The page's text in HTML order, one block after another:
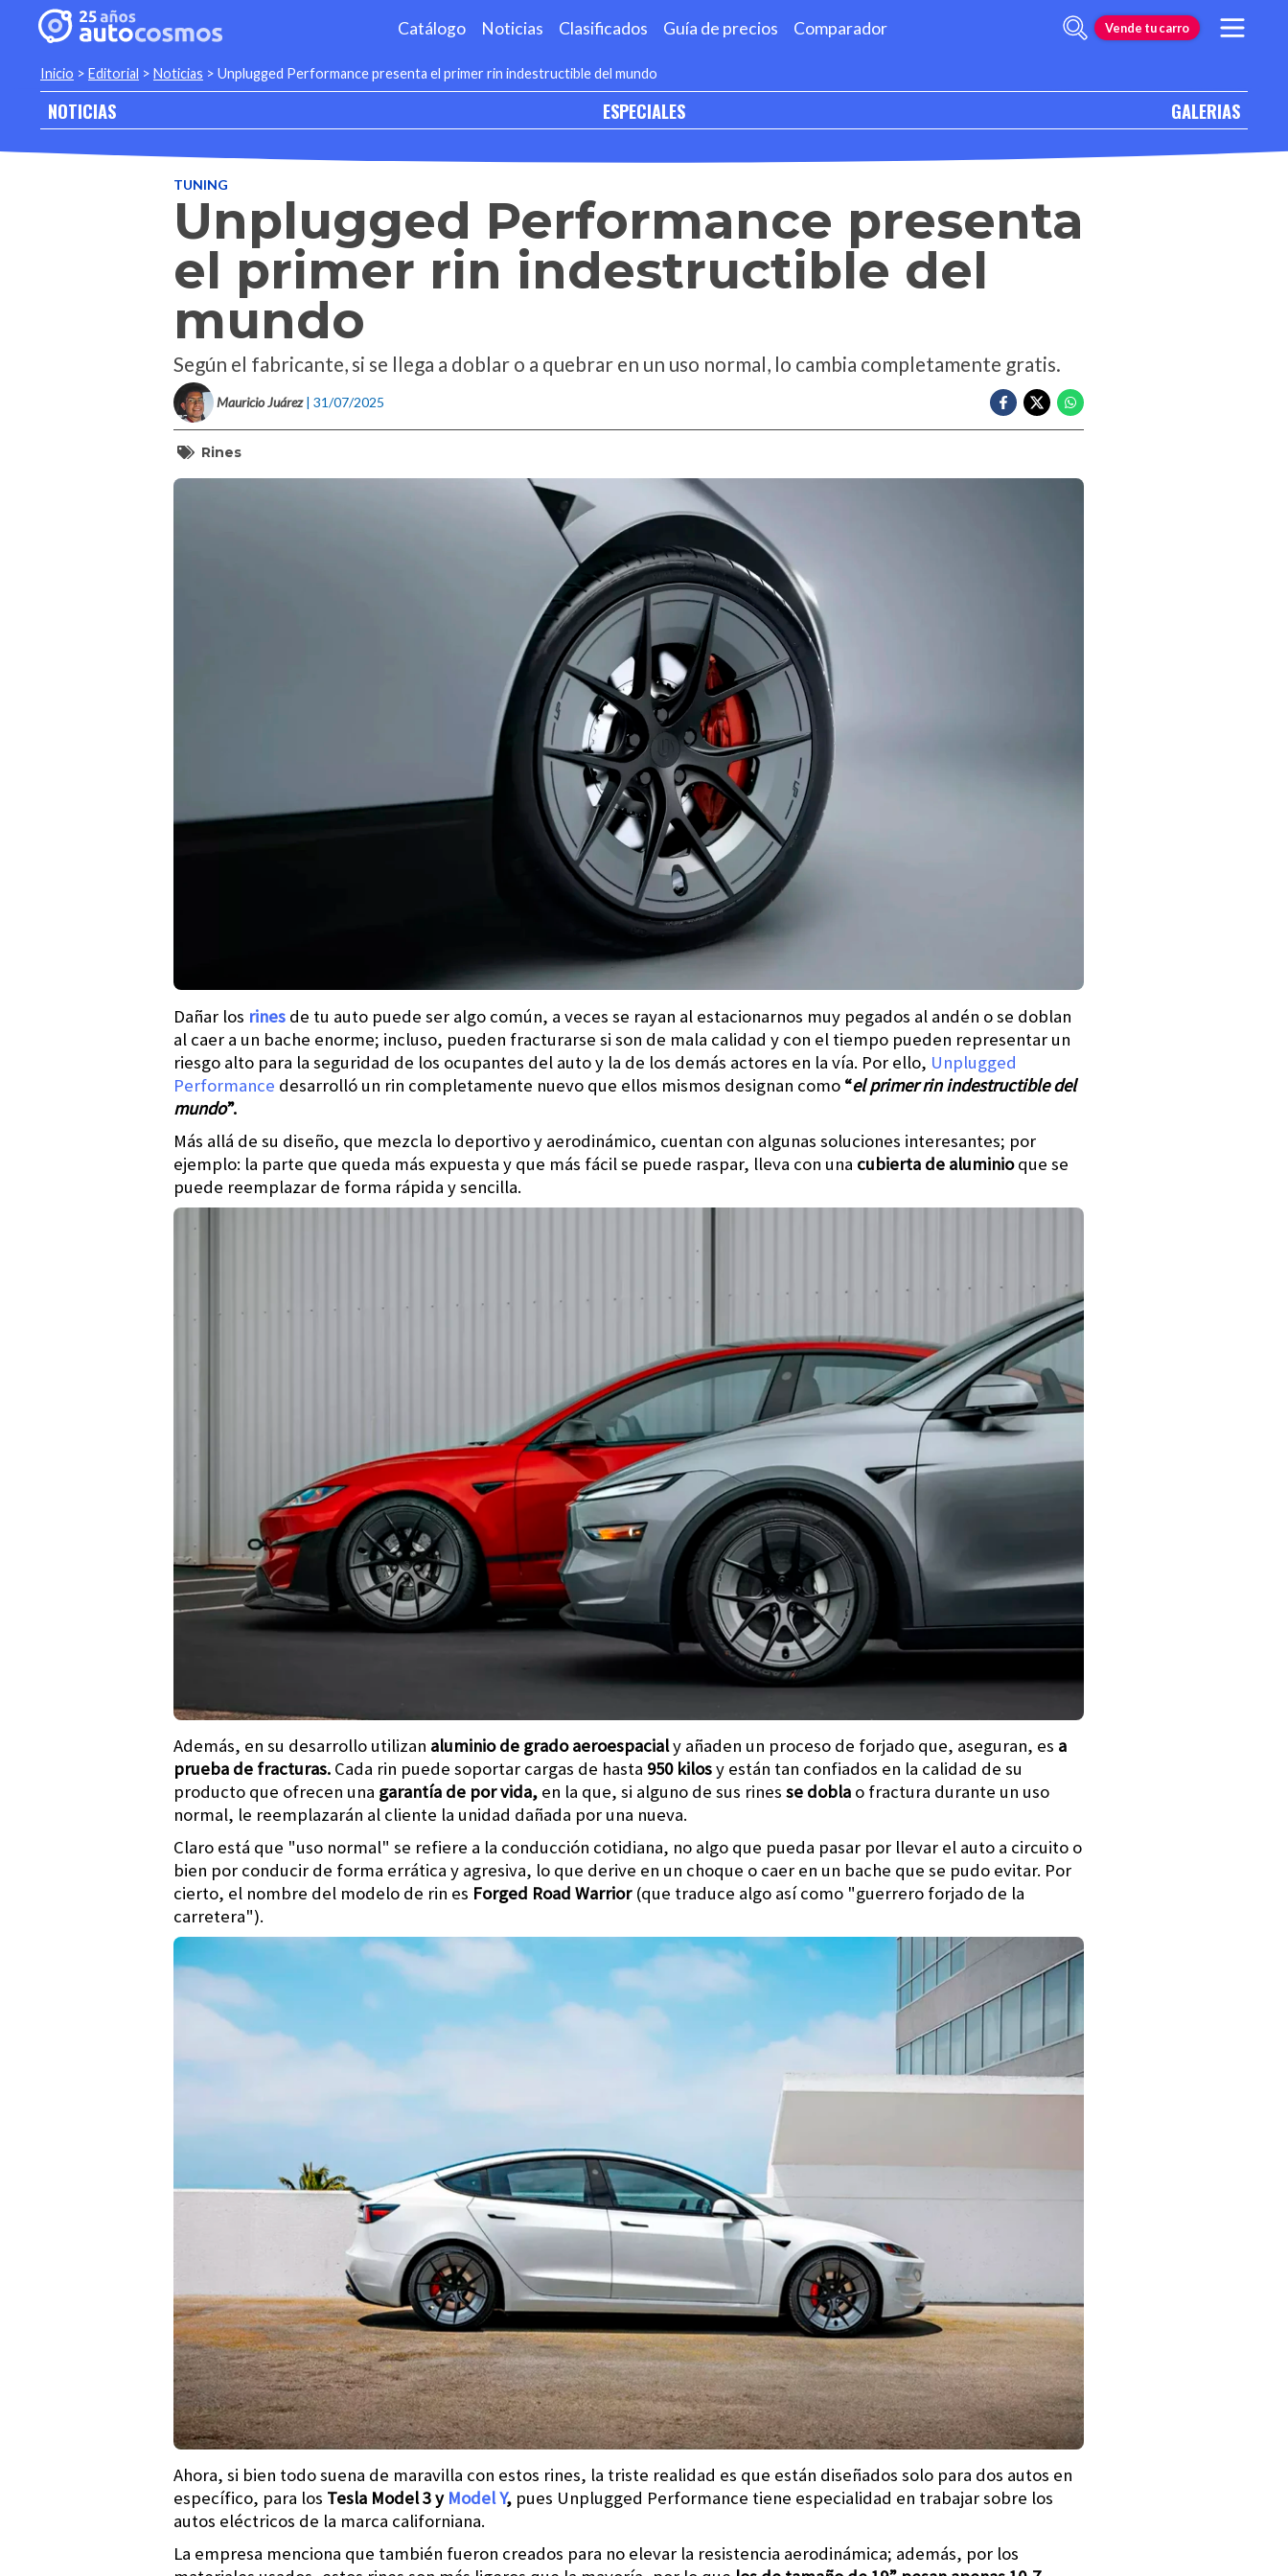
Catálogo Noticias Clasificados Guía de precios Comparador Vende tu carro
Inicio > Editorial > Noticias > Unplugged Performance presenta el primer rin indestructible del mundo
NOTICIAS ESPECIALES GALERIAS
TUNING
Unplugged Performance presenta
el primer rin indestructible del
mundo
Según el fabricante, si se llega a doblar o a quebrar en un uso normal, lo cambia completamente gratis.
Mauricio Juárez | 31/07/2025
Rines
Dañar los rines de tu auto puede ser algo común, a veces se rayan al estacionarnos muy pegados al andén o se doblan
al caer a un bache enorme; incluso, pueden fracturarse si son de mala calidad y con el tiempo pueden representar un
riesgo alto para la seguridad de los ocupantes del auto y la de los demás actores en la vía. Por ello, Unplugged
Performance desarrolló un rin completamente nuevo que ellos mismos designan como “el primer rin indestructible del
mundo”.
Más allá de su diseño, que mezcla lo deportivo y aerodinámico, cuentan con algunas soluciones interesantes; por
ejemplo: la parte que queda más expuesta y que más fácil se puede raspar, lleva con una cubierta de aluminioque se
puede reemplazar de forma rápida y sencilla.
Además, en su desarrollo utilizan aluminio de grado aeroespacialy añaden un proceso de forjado que, aseguran, es a
prueba de fracturas. Cada rin puede soportar cargas de hasta 950 kilosy están tan confiados en la calidad de su
producto que ofrecen una garantía de por vida, en la que, si alguno de sus rines se dobla o fractura durante un uso
normal, le reemplazarán al cliente la unidad dañada por una nueva.
Claro está que "uso normal" se refiere a la conducción cotidiana, no algo que pueda pasar por llevar el auto a circuito o
bien por conducir de forma errática y agresiva, lo que derive en un choque o caer en un bache que se pudo evitar. Por
cierto, el nombre del modelo de rin es Forged Road Warrior(que traduce algo así como "guerrero forjado de la
carretera").
Ahora, si bien todo suena de maravilla con estos rines, la triste realidad es que están diseñados solo para dos autos en
específico, para los Tesla Model 3 y Model Y, pues Unplugged Performance tiene especialidad en trabajar sobre los
autos eléctricos de la marca californiana.
La empresa menciona que también fueron creados para no elevar la resistencia aerodinámica; además, por los